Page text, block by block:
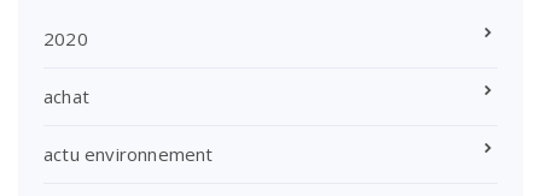
2020
achat
actu environnement